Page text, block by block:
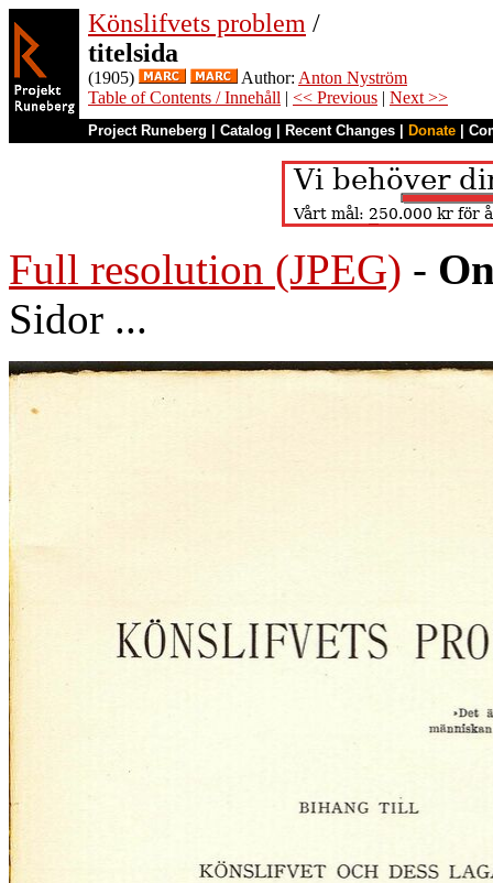
Könslifvets problem /
titelsida
(1905) Author: Anton Nyström
Table of Contents / Innehåll | << Previous | Next >>
Project Runeberg Catalog Recent Changes Donate
Full resolution (JPEG) -
Sidor ...